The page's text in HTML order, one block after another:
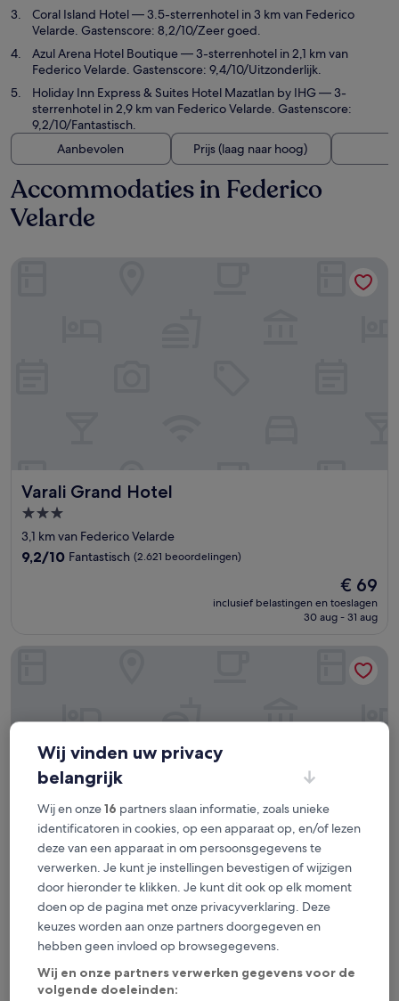
Coral Island Hotel— 3.5-sterrenhotel in 3 km van Federico
Velarde. Gastenscore: 8,2/10/Zeer goed.
Azul Arena Hotel Boutique— 3-sterrenhotel in 2,1 km van
Federico Velarde. Gastenscore: 9,4/10/Uitzonderlijk.
Holiday Inn Express & Suites Hotel Mazatlan by IHG— 3-
sterrenhotel in 2,9 km van Federico Velarde. Gastenscore:
9,2/10/Fantastisch.
Aanbevolen
Prijs (laag naar hoog)
Accommodaties in Federico
Velarde
Varali Grand Hotel
Varali Grand Hotel
3.0-
sterrenaccommodatie
3,1 km van Federico Velarde
9.2
9,2/10 Fantastisch (2.621 beoordelingen)
De
prijs
€ 69
inclusief belastingen en toeslagen
30 aug - 31 aug
City Express by Marriott Mazatlán
City Express by Marriott Mazatlán
3.0-
sterrenaccommodatie
2,7 km van Federico Velarde
Zeer
8,2/10 Zeer goed (1.003 beoordelingen)
De
€ 62
City Express by Marriott Mazatlán
Wij vinden uw privacy
belangrijk
Wij en onze16 partners slaan informatie, zoals unieke
identificatoren in cookies, op een apparaat op, en/of lezen
deze van een apparaat in om persoonsgegevens te
verwerken. Je kunt je instellingen bevestigen of wijzigen
door hieronder te klikken. Je kunt dit ook op elk moment
doen op de pagina met onze privacyverklaring. Deze
keuzes worden aan onze partners doorgegeven en
hebben geen invloed op browsegegevens.
Wij en onze partners verwerken gegevens voor de
volgende doeleinden: